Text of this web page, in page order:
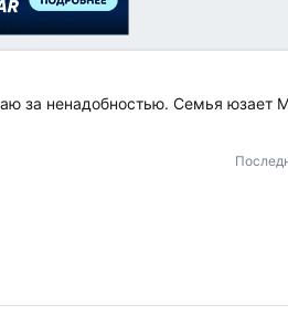
за ненадобностью. Семья юзает